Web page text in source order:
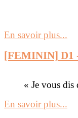
En savoir plus...
[FEMININ] D1
« Je vous
En savoir plus...